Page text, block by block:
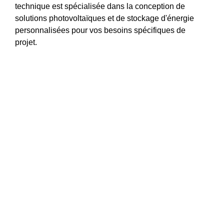
technique est spécialisée dans la conception de
solutions photovoltaïques et de stockage d'énergie
personnalisées pour vos besoins spécifiques de
projet.